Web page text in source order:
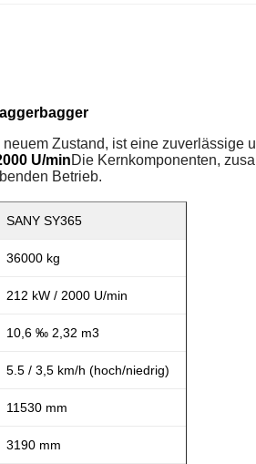
Zustand, ist eine zuverlässige
U/minDie Kernkomponenten,
Betrieb.
SANY SY365
36000 kg
212 kW / 2000 U/min
10,6 ‰ 2,32 m3
5.5 / 3,5 km/h (hoch/niedrig)
11530 mm
3190 mm